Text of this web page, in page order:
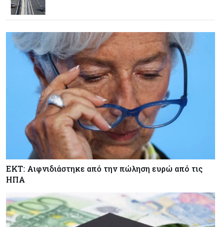
Κόσμος 07-08-2026
Ευρωπαϊκή αυτοκινητοβιομηχανία: Αναζητά
σωσίβιο στην Κίνα
Κύπρος 07-08-2026
Πώς οι κυπριακές τράπεζες «τιμολογούν» τον
πόλεμο
Κύπρος
Νέα διοικητικά συμβούλια σε Cyta, AHK και σε
άλλους ημικρατικούς ενέκρινε το ΥΣ
Μεικτά πρόσημα στη Wall Street με το βλέμμα
στις εξελίξεις στη Μ. Ανατολή
ΕΚΤ: Αιφνιδιάστηκε από την πώληση ευρώ από τις
ΗΠΑ